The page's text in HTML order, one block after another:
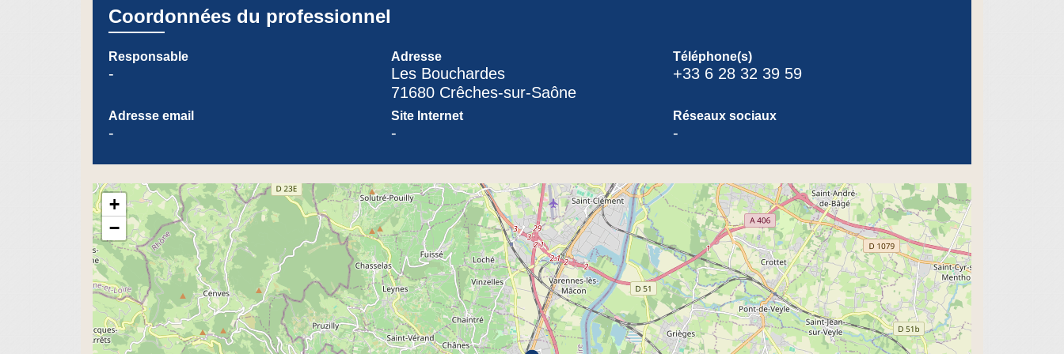
Coordonnées du professionnel
Responsable
-
Adresse
Les Bouchardes
71680 Crêches-sur-Saône
Téléphone(s)
+33 6 28 32 39 59
Adresse email
-
Site Internet
-
Réseaux sociaux
-
+
−